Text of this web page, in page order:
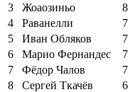
3
Жоаозиньо
8
4
Раванелли
7
5
Иван Обляков
7
6
Марио Фернандес
7
7
Фёдор Чалов
7
8
Сергей Ткачёв
6